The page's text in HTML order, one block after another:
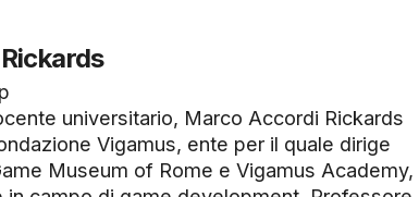
universitario, Marco Accordi Rickards
Vigamus, ente per il quale dirige
Museum of Rome e Vigamus Academy,